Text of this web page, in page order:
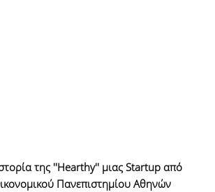
της ''Hearthy'' μιας Startup από
Πανεπιστημίου Αθηνών